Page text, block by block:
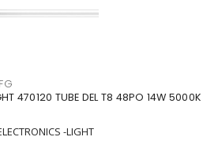
470120 TUBE DEL T8 48PO 14W 5000K
-LIGHT